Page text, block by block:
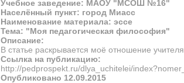
Учебное заведение: МАОУ "МСОШ №16"
Населённый пункт: город Миасс
Наименование материала: эссе
Тема: "Моя педагогическая философия"
Описание:
В статье раскрывается моё отношение учителя
Ссылка на публикацию:
http://pedprospekt.ru/dlya_uchitelei/
Опубликовано 12.09.2015